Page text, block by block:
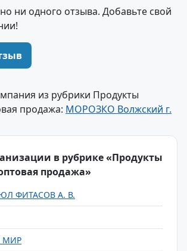
ни одного отзыва. Добавьте свой
из рубрики Продукты
продажа: МОРОЗКО Волжский г.
в рубрике «Продукты
продажа»
ФИТАСОВ А. В.
МИР